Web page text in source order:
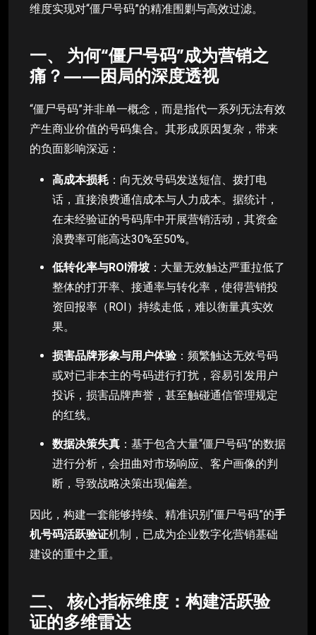
维度实现对“僵尸号码”的精准围剿与高效过滤。
一、 为何“僵尸号码”成为营销之
痛？——困局的深度透视
“僵尸号码”并非单一概念，而是指代一系列无法有效
产生商业价值的号码集合。其形成原因复杂，带来
的负面影响深远：
高成本损耗 ：向无效号码发送短信、拨打电
话，直接浪费通信成本与人力成本。据统计，
在未经验证的号码库中开展营销活动，其资金
浪费率可能高达30%至50%。
低转化率与ROI滑坡 ：大量无效触达严重拉低了
整体的打开率、接通率与转化率，使得营销投
资回报率（ROI）持续走低，难以衡量真实效
果。
损害品牌形象与用户体验：频繁触达无效号码
或对已非本主的号码进行打扰，容易引发用户
投诉，损害品牌声誉，甚至触碰通信管理规定
的红线。
数据决策失真 ：基于包含大量“僵尸号码”的数据
进行分析，会扭曲对市场响应、客户画像的判
断，导致战略决策出现偏差。
因此，构建一套能够持续、精准识别“僵尸号码”的手
机号码活跃验证机制，已成为企业数字化营销基础
建设的重中之重。
二、 核心指标维度：构建活跃验
证的多维雷达